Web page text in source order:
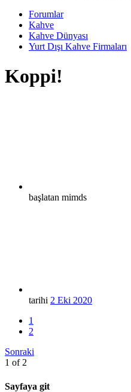
Forumlar
Kahve
Kahve Dünyası
Yurt Dışı Kahve Firmaları
Koppi!
başlatan mimds
tarihi 2 Eki 2020
1
2
Sonraki
1 of 2
Sayfaya git